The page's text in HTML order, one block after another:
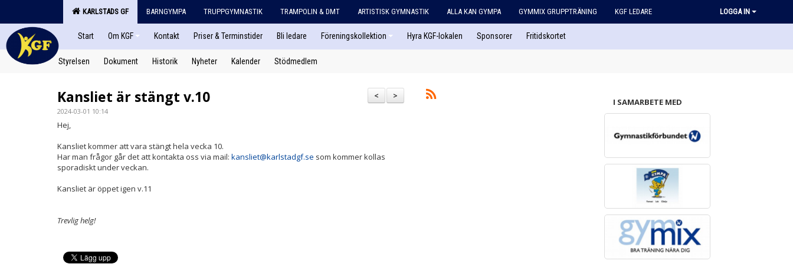
KARLSTADS GF BARNGYMPA TRUPPGYMNASTIK TRAMPOLIN & DMT ARTISTISK GYMNASTIK ALLA KAN GYMPA GYMMIX GRUPPTRÄNING KGF LEDARE LOGGA IN
Start Om KGF Kontakt Priser & Terminstider Bli ledare Föreningskollektion Hyra KGF-lokalen Sponsorer Fritidskortet
Styrelsen Dokument Historik Nyheter Kalender Stödmedlem
>
<
Kansliet är stängt v.10
2024-03-01 10:14
Hej,
Kansliet kommer att vara stängt hela vecka 10.
Har man frågor går det att kontakta oss via mail: kansliet@karlstadgf.se som kommer kollas
sporadiskt under veckan.
Kansliet är öppet igen v.11
Trevlig helg!
I SAMARBETE MED